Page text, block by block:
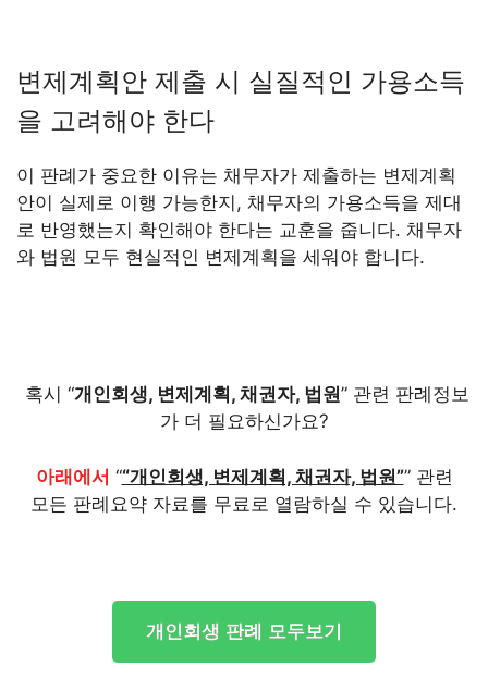
변제계획안 제출 시 실질적인 가용소득
을 고려해야 한다
이 판례가 중요한 이유는 채무자가 제출하는 변제계획
안이 실제로 이행 가능한지, 채무자의 가용소득을 제대
로 반영했는지 확인해야 한다는 교훈을 줍니다. 채무자
와 법원 모두 현실적인 변제계획을 세워야 합니다.
혹시 “개인회생, 변제계획, 채권자, 법원” 관련 판례정보
가 더 필요하신가요?
아래에서 ““개인회생, 변제계획, 채권자, 법원”” 관련
모든 판례요약 자료를 무료로 열람하실 수 있습니다.
개인회생 판례 모두보기